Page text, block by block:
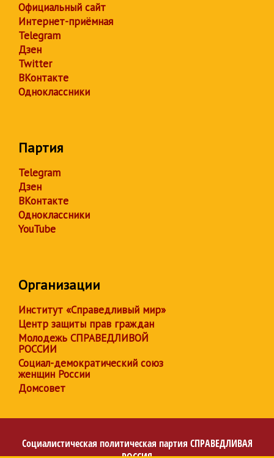
Официальный сайт
Интернет-приёмная
Telegram
Дзен
Twitter
ВКонтакте
Одноклассники
Партия
Telegram
Дзен
ВКонтакте
Одноклассники
YouTube
Организации
Институт «Справедливый мир»
Центр защиты прав граждан
Молодежь СПРАВЕДЛИВОЙ
РОССИИ
Социал-демократический союз
женщин России
Домсовет
Социалистическая политическая партия СПРАВЕДЛИВАЯ